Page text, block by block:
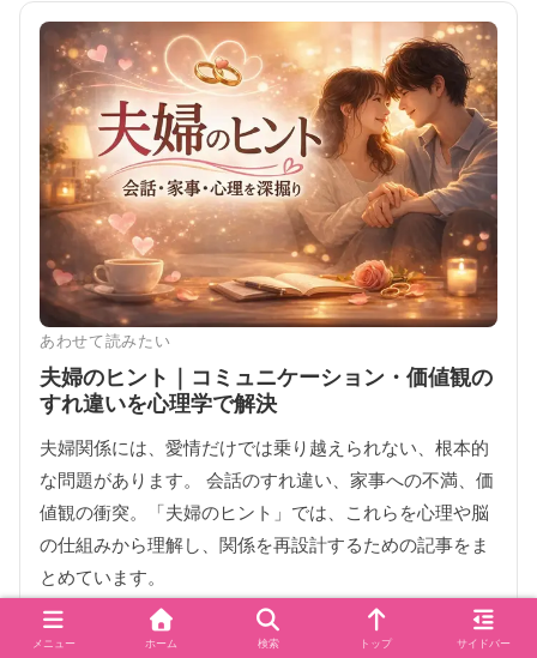
あわせて読みたい
夫婦のヒント｜コミュニケーション・価値観の
すれ違いを心理学で解決
夫婦関係には、愛情だけでは乗り越えられない、根本的
な問題があります。 会話のすれ違い、家事への不満、価
値観の衝突。「夫婦のヒント」では、これらを心理や脳
の仕組みから理解し、関係を再設計するための記事をま
とめています。
夫婦のヒントを見る ＞
メニュー ホーム 検索 トップ サイドバー